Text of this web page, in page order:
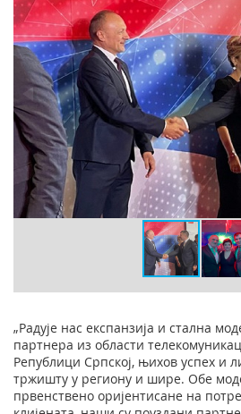
„Радује нас експанзија и стална
партнера из области
Републици Српској, њихов успех и
тржишту у региону и шире. Обе
првенствено оријентисане на